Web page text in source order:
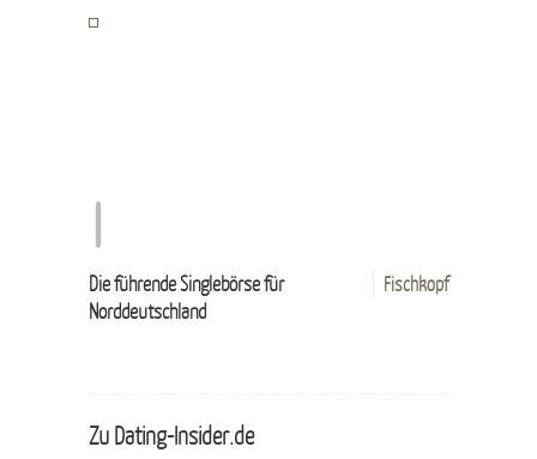
Fischkopf
Die führende Singlebörse für
Norddeutschland
Zu Dating-Insider.de